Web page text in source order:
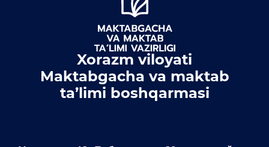
Конференции
Помощь
Конкурсы
Аккредитация
Xorazm viloyati
Maktabgacha va maktab
ta’limi boshqarmasi